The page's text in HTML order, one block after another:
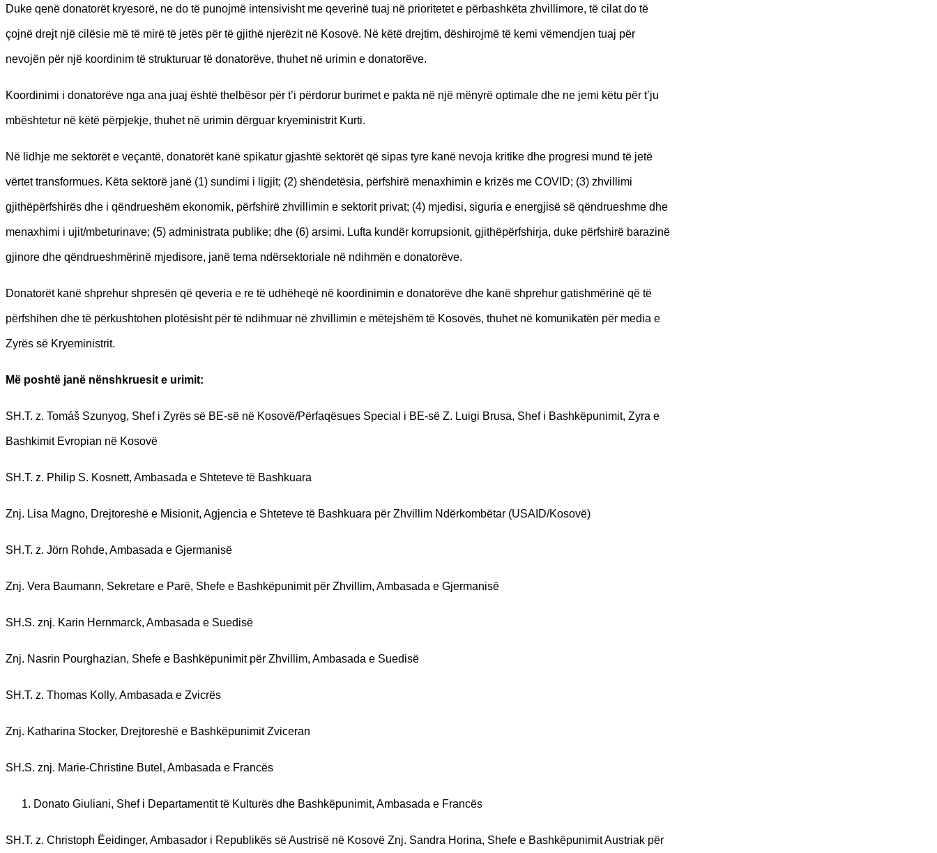
Duke qenë donatorët kryesorë, ne do të punojmë intensivisht me qeverinë tuaj në prioritetet e përbashkëta zhvillimore, të cilat do të
çojnë drejt një cilësie më të mirë të jetës për të gjithë njerëzit në Kosovë. Në këtë drejtim, dëshirojmë të kemi vëmendjen tuaj për
nevojën për një koordinim të strukturuar të donatorëve, thuhet në urimin e donatorëve.
Koordinimi i donatorëve nga ana juaj është thelbësor për t’i përdorur burimet e pakta në një mënyrë optimale dhe ne jemi këtu për t’ju
mbështetur në këtë përpjekje, thuhet në urimin dërguar kryeministrit Kurti.
Në lidhje me sektorët e veçantë, donatorët kanë spikatur gjashtë sektorët që sipas tyre kanë nevoja kritike dhe progresi mund të jetë
vërtet transformues. Këta sektorë janë (1) sundimi i ligjit; (2) shëndetësia, përfshirë menaxhimin e krizës me COVID; (3) zhvillimi
gjithëpërfshirës dhe i qëndrueshëm ekonomik, përfshirë zhvillimin e sektorit privat; (4) mjedisi, siguria e energjisë së qëndrueshme dhe
menaxhimi i ujit/mbeturinave; (5) administrata publike; dhe (6) arsimi. Lufta kundër korrupsionit, gjithëpërfshirja, duke përfshirë barazinë
gjinore dhe qëndrueshmërinë mjedisore, janë tema ndërsektoriale në ndihmën e donatorëve.
Donatorët kanë shprehur shpresën që qeveria e re të udhëheqë në koordinimin e donatorëve dhe kanë shprehur gatishmërinë që të
përfshihen dhe të përkushtohen plotësisht për të ndihmuar në zhvillimin e mëtejshëm të Kosovës, thuhet në komunikatën për media e
Zyrës së Kryeministrit.
Më poshtë janë nënshkruesit e urimit:
SH.T. z. Tomáš Szunyog, Shef i Zyrës së BE-së në Kosovë/Përfaqësues Special i BE-së Z. Luigi Brusa, Shef i Bashkëpunimit, Zyra e
Bashkimit Evropian në Kosovë
SH.T. z. Philip S. Kosnett, Ambasada e Shteteve të Bashkuara
Znj. Lisa Magno, Drejtoreshë e Misionit, Agjencia e Shteteve të Bashkuara për Zhvillim Ndërkombëtar (USAID/Kosovë)
SH.T. z. Jörn Rohde, Ambasada e Gjermanisë
Znj. Vera Baumann, Sekretare e Parë, Shefe e Bashkëpunimit për Zhvillim, Ambasada e Gjermanisë
SH.S. znj. Karin Hernmarck, Ambasada e Suedisë
Znj. Nasrin Pourghazian, Shefe e Bashkëpunimit për Zhvillim, Ambasada e Suedisë
SH.T. z. Thomas Kolly, Ambasada e Zvicrës
Znj. Katharina Stocker, Drejtoreshë e Bashkëpunimit Zviceran
SH.S. znj. Marie-Christine Butel, Ambasada e Francës
Donato Giuliani, Shef i Departamentit të Kulturës dhe Bashkëpunimit, Ambasada e Francës
SH.T. z. Christoph Ëeidinger, Ambasador i Republikës së Austrisë në Kosovë Znj. Sandra Horina, Shefe e Bashkëpunimit Austriak për